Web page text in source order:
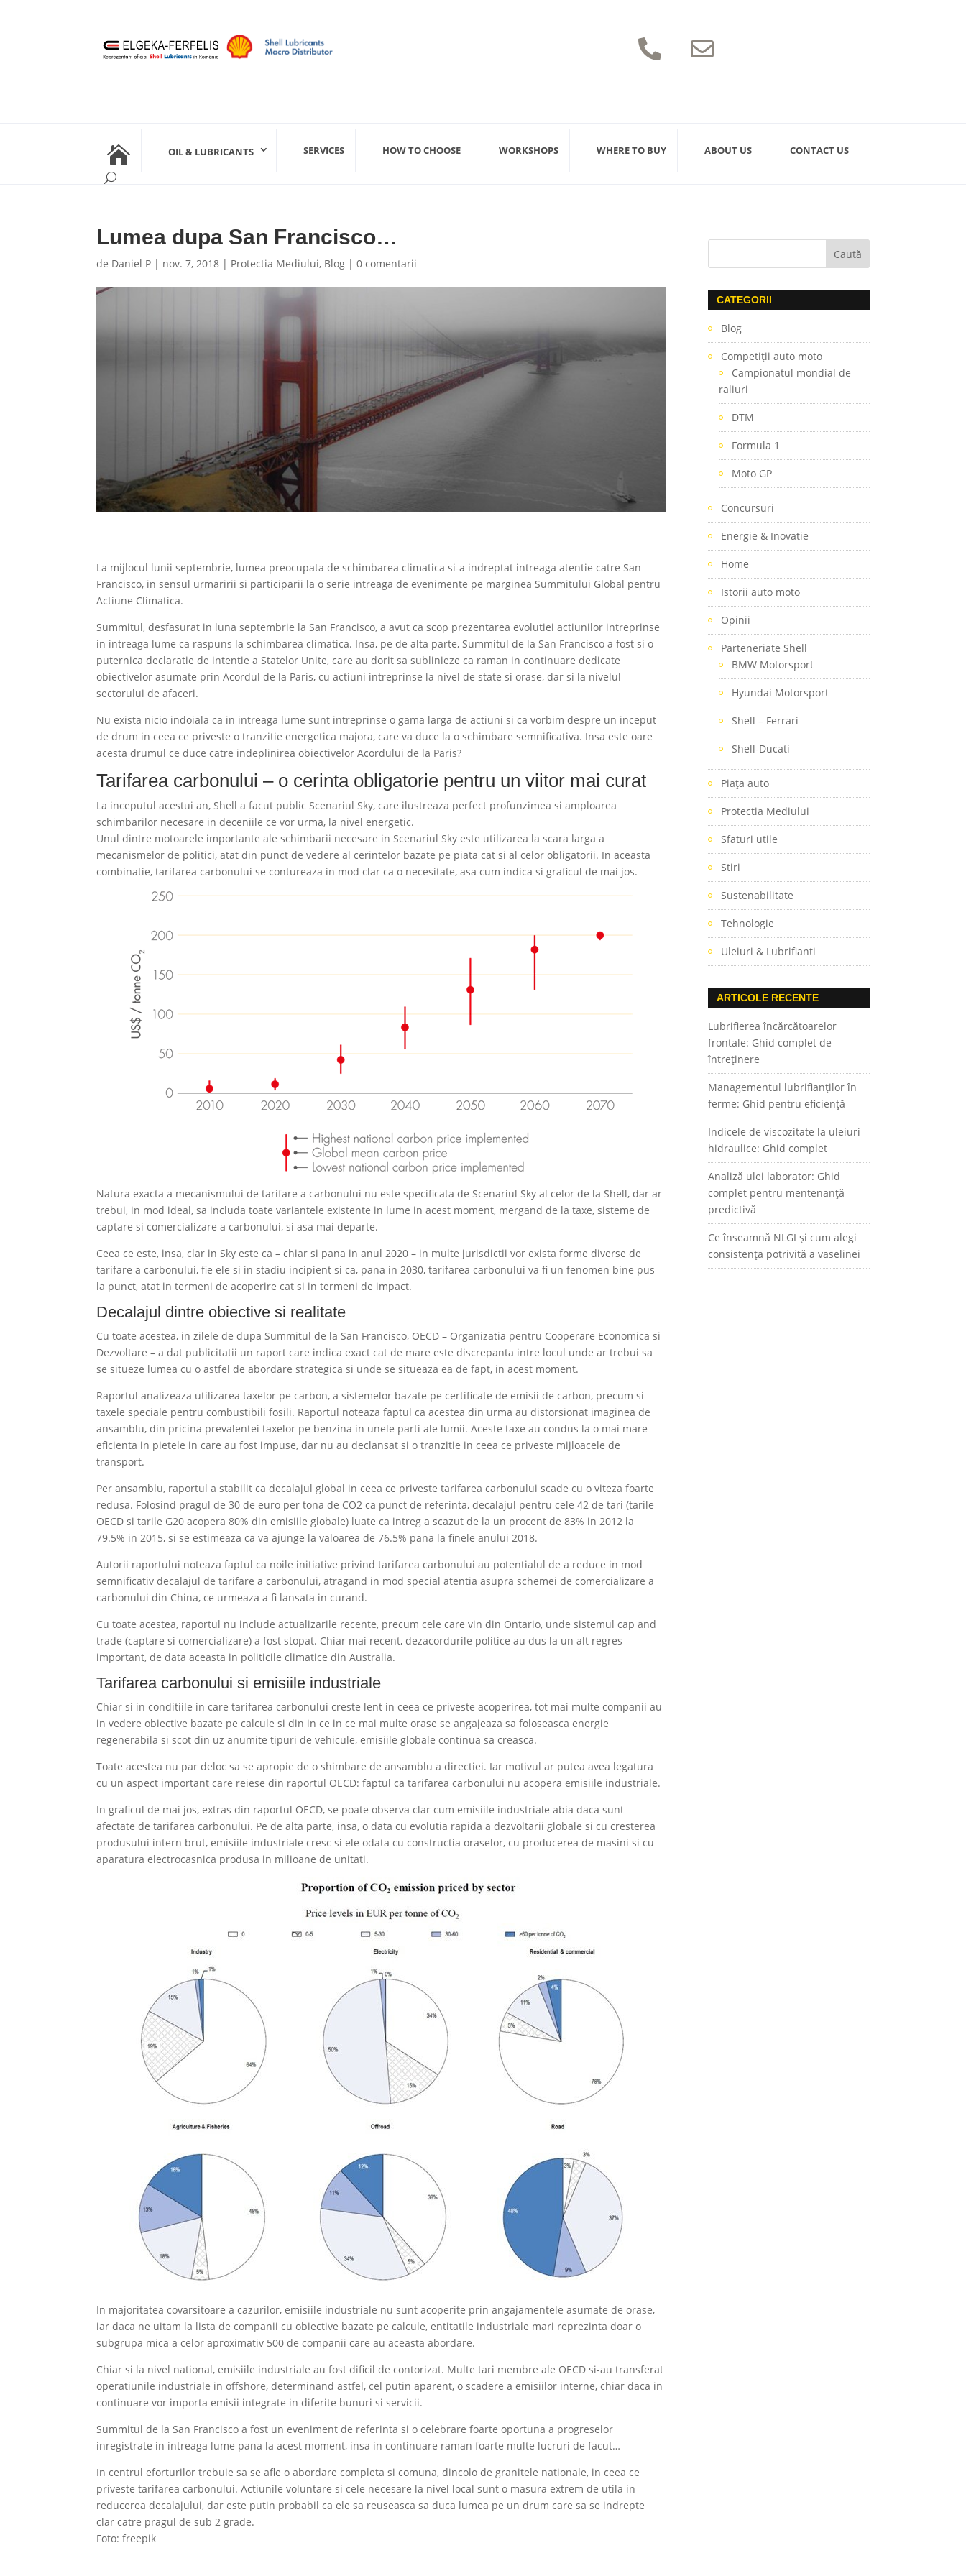
 
 OIL & LUBRICANTS SERVICES HOW TO CHOOSE WORKSHOPS WHERE TO BUY ABOUT US CONTACT US
Lumea dupa San Francisco…
de Daniel P | nov. 7, 2018 | Protectia Mediului, Blog |0 comentarii
La mijlocul lunii septembrie, lumea preocupata de schimbarea climatica si-a indreptat intreaga atentie catre San
Francisco, in sensul urmaririi si participarii la o serie intreaga de evenimente pe marginea Summitului Global pentru
Actiune Climatica.
Summitul, desfasurat in luna septembrie la San Francisco, a avut ca scop prezentarea evolutiei actiunilor intreprinse
in intreaga lume ca raspuns la schimbarea climatica. Insa, pe de alta parte, Summitul de la San Francisco a fost si o
puternica declaratie de intentie a Statelor Unite, care au dorit sa sublinieze ca raman in continuare dedicate
obiectivelor asumate prin Acordul de la Paris, cu actiuni intreprinse la nivel de state si orase, dar si la nivelul
sectorului de afaceri.
Nu exista nicio indoiala ca in intreaga lume sunt intreprinse o gama larga de actiuni si ca vorbim despre un inceput
de drum in ceea ce priveste o tranzitie energetica majora, care va duce la o schimbare semnificativa. Insa este oare
acesta drumul ce duce catre indeplinirea obiectivelor Acordului de la Paris?
Tarifarea carbonului – o cerinta obligatorie pentru un viitor mai curat
La inceputul acestui an, Shell a facut public Scenariul Sky, care ilustreaza perfect profunzimea si amploarea
schimbarilor necesare in deceniile ce vor urma, la nivel energetic.
Unul dintre motoarele importante ale schimbarii necesare in Scenariul Sky este utilizarea la scara larga a
mecanismelor de politici, atat din punct de vedere al cerintelor bazate pe piata cat si al celor obligatorii. In aceasta
combinatie, tarifarea carbonului se contureaza in mod clar ca o necesitate, asa cum indica si graficul de mai jos.
Natura exacta a mecanismului de tarifare a carbonului nu este specificata de Scenariul Sky al celor de la Shell, dar ar
trebui, in mod ideal, sa includa toate variantele existente in lume in acest moment, mergand de la taxe, sisteme de
captare si comercializare a carbonului, si asa mai departe.
Ceea ce este, insa, clar in Sky este ca – chiar si pana in anul 2020 – in multe jurisdictii vor exista forme diverse de
tarifare a carbonului, fie ele si in stadiu incipient si ca, pana in 2030, tarifarea carbonului va fi un fenomen bine pus
la punct, atat in termeni de acoperire cat si in termeni de impact.
Decalajul dintre obiective si realitate
Cu toate acestea, in zilele de dupa Summitul de la San Francisco, OECD – Organizatia pentru Cooperare Economica si
Dezvoltare – a dat publicitatii un raport care indica exact cat de mare este discrepanta intre locul unde ar trebui sa
se situeze lumea cu o astfel de abordare strategica si unde se situeaza ea de fapt, in acest moment.
Raportul analizeaza utilizarea taxelor pe carbon, a sistemelor bazate pe certificate de emisii de carbon, precum si
taxele speciale pentru combustibili fosili. Raportul noteaza faptul ca acestea din urma au distorsionat imaginea de
ansamblu, din pricina prevalentei taxelor pe benzina in unele parti ale lumii. Aceste taxe au condus la o mai mare
eficienta in pietele in care au fost impuse, dar nu au declansat si o tranzitie in ceea ce priveste mijloacele de
transport.
Per ansamblu, raportul a stabilit ca decalajul global in ceea ce priveste tarifarea carbonului scade cu o viteza foarte
redusa. Folosind pragul de 30 de euro per tona de CO2 ca punct de referinta, decalajul pentru cele 42 de tari (tarile
OECD si tarile G20 acopera 80% din emisiile globale) luate ca intreg a scazut de la un procent de 83% in 2012 la
79.5% in 2015, si se estimeaza ca va ajunge la valoarea de 76.5% pana la finele anului 2018.
Autorii raportului noteaza faptul ca noile initiative privind tarifarea carbonului au potentialul de a reduce in mod
semnificativ decalajul de tarifare a carbonului, atragand in mod special atentia asupra schemei de comercializare a
carbonului din China, ce urmeaza a fi lansata in curand.
Cu toate acestea, raportul nu include actualizarile recente, precum cele care vin din Ontario, unde sistemul cap and
trade (captare si comercializare) a fost stopat. Chiar mai recent, dezacordurile politice au dus la un alt regres
important, de data aceasta in politicile climatice din Australia.
Tarifarea carbonului si emisiile industriale
Chiar si in conditiile in care tarifarea carbonului creste lent in ceea ce priveste acoperirea, tot mai multe companii au
in vedere obiective bazate pe calcule si din in ce in ce mai multe orase se angajeaza sa foloseasca energie
regenerabila si scot din uz anumite tipuri de vehicule, emisiile globale continua sa creasca.
Toate acestea nu par deloc sa se apropie de o shimbare de ansamblu a directiei. Iar motivul ar putea avea legatura
cu un aspect important care reiese din raportul OECD: faptul ca tarifarea carbonului nu acopera emisiile industriale.
In graficul de mai jos, extras din raportul OECD, se poate observa clar cum emisiile industriale abia daca sunt
afectate de tarifarea carbonului. Pe de alta parte, insa, o data cu evolutia rapida a dezvoltarii globale si cu cresterea
produsului intern brut, emisiile industriale cresc si ele odata cu constructia oraselor, cu producerea de masini si cu
aparatura electrocasnica produsa in milioane de unitati.
In majoritatea covarsitoare a cazurilor, emisiile industriale nu sunt acoperite prin angajamentele asumate de orase,
iar daca ne uitam la lista de companii cu obiective bazate pe calcule, entitatile industriale mari reprezinta doar o
subgrupa mica a celor aproximativ 500 de companii care au aceasta abordare.
Chiar si la nivel national, emisiile industriale au fost dificil de contorizat. Multe tari membre ale OECD si-au transferat
operatiunile industriale in offshore, determinand astfel, cel putin aparent, o scadere a emisiilor interne, chiar daca in
continuare vor importa emisii integrate in diferite bunuri si servicii.
Summitul de la San Francisco a fost un eveniment de referinta si o celebrare foarte oportuna a progreselor
inregistrate in intreaga lume pana la acest moment, insa in continuare raman foarte multe lucruri de facut…
In centrul eforturilor trebuie sa se afle o abordare completa si comuna, dincolo de granitele nationale, in ceea ce
priveste tarifarea carbonului. Actiunile voluntare si cele necesare la nivel local sunt o masura extrem de utila in
reducerea decalajului, dar este putin probabil ca ele sa reuseasca sa duca lumea pe un drum care sa se indrepte
clar catre pragul de sub 2 grade.
Foto: freepik
CATEGORII
Blog
Competiţii auto moto
Campionatul mondial de
raliuri
DTM
Formula 1
Moto GP
Concursuri
Energie & Inovatie
Home
Istorii auto moto
Opinii
Parteneriate Shell
BMW Motorsport
Hyundai Motorsport
Shell – Ferrari
Shell-Ducati
Piaţa auto
Protectia Mediului
Sfaturi utile
Stiri
Sustenabilitate
Tehnologie
Uleiuri & Lubrifianti
ARTICOLE RECENTE
Lubrifierea încărcătoarelor
frontale: Ghid complet de
întreținere
Managementul lubrifianților în
ferme: Ghid pentru eficiență
Indicele de viscozitate la uleiuri
hidraulice: Ghid complet
Analiză ulei laborator: Ghid
complet pentru mentenanță
predictivă
Ce înseamnă NLGI și cum alegi
consistența potrivită a vaselinei